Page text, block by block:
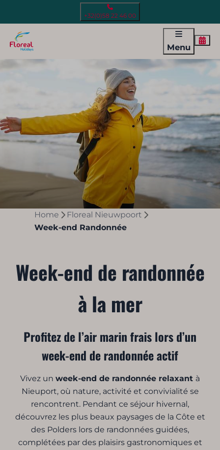
+32(0)58 22 46 00
Menu
Home
Floreal Nieuwpoort
Week-end Randonnée
Week-end de randonnée
à la mer
Profitez de l’air marin frais lors d’un
week-end de randonnée actif
Vivez un week-end de randonnée relaxant à
Nieuport, où nature, activité et convivialité se
rencontrent. Pendant ce séjour hivernal,
découvrez les plus beaux paysages de la Côte et
des Polders lors de randonnées guidées,
complétées par des plaisirs gastronomiques et